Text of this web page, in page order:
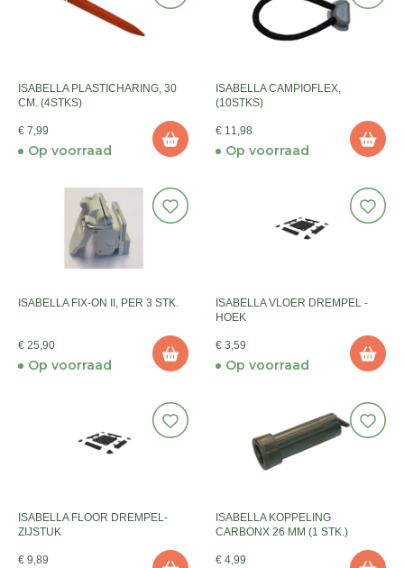
ISABELLA PLASTICHARING, 30
CM. (4STKS)
€ 7,99
Op voorraad
ISABELLA CAMPIOFLEX,
(10STKS)
€ 11,98
Op voorraad
ISABELLA FIX-ON II, PER 3 STK.
€ 25,90
Op voorraad
ISABELLA VLOER DREMPEL -
HOEK
€ 3,59
Op voorraad
ISABELLA FLOOR DREMPEL-
ZIJSTUK
€ 9,89
ISABELLA KOPPELING
CARBONX 26 MM (1 STK.)
€ 4,99